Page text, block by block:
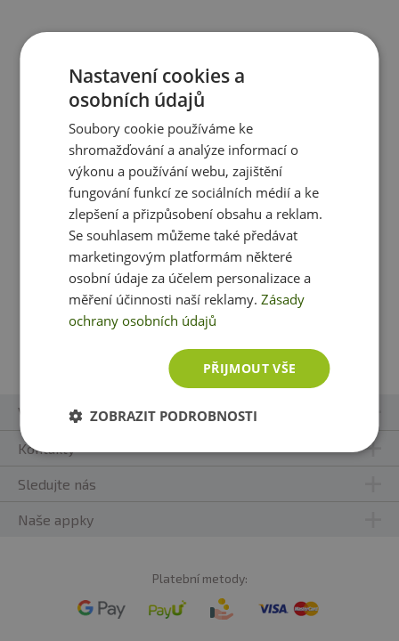
Šufan Kokosový Cukr 250 g
79 Kč
sklademihned k expedici
Novinky
Šufan Vanilkový Cukr S
Ugandskou Vanilkou 50 g
sklademihned k expedici
Vložit do košíku
Vše o nákupu
Kontakty
Sledujte nás
Naše appky
Platební metody:
Nastavení cookies a
osobních údajů
Soubory cookie používáme ke
shromažďování a analýze informací o
výkonu a používání webu, zajištění
fungování funkcí ze sociálních médií a ke
zlepšení a přizpůsobení obsahu a reklam.
Se souhlasem můžeme také předávat
marketingovým platformám některé
osobní údaje za účelem personalizace a
měření účinnosti naší reklamy.Zásady
ochrany osobních údajů
PŘIJMOUT VŠE
ZOBRAZIT PODROBNOSTI